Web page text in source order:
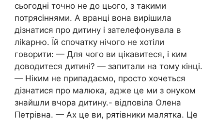
сьогодні точно не до цього, з такими
потрясіннями. А вранці вона вирішила
дізнатися про дитину і зателефонувала в
ліkарню. Їй спочатку нічого не хотіли
говорити: — Для чого ви цікавитеся, і ким
доводитеся дитині? — запитали на тому кінці.
— Ніким не припадаємо, просто хочеться
дізнатися про малюка, адже це ми з онуком
знайшли вчора дитину.- відповіла Олена
Петрівна. — Ах це ви, рятівники малятка. Це